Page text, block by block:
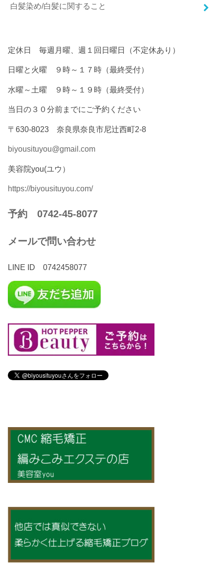
白髪染め/白髪に関すること
定休日 毎週月曜、週１回日曜日（不定休あり）
日曜と火曜 ９時～１７時（最終受付）
水曜～土曜 ９時～１９時（最終受付）
当日の３０分前までにご予約ください
〒630-8023 奈良県奈良市尼辻西町2-8
biyousituyou@gmail.com
美容院you(ユウ）
https://biyousituyou.com/
予約 0742-45-8077
メールで問い合わせ
LINE ID 0742458077